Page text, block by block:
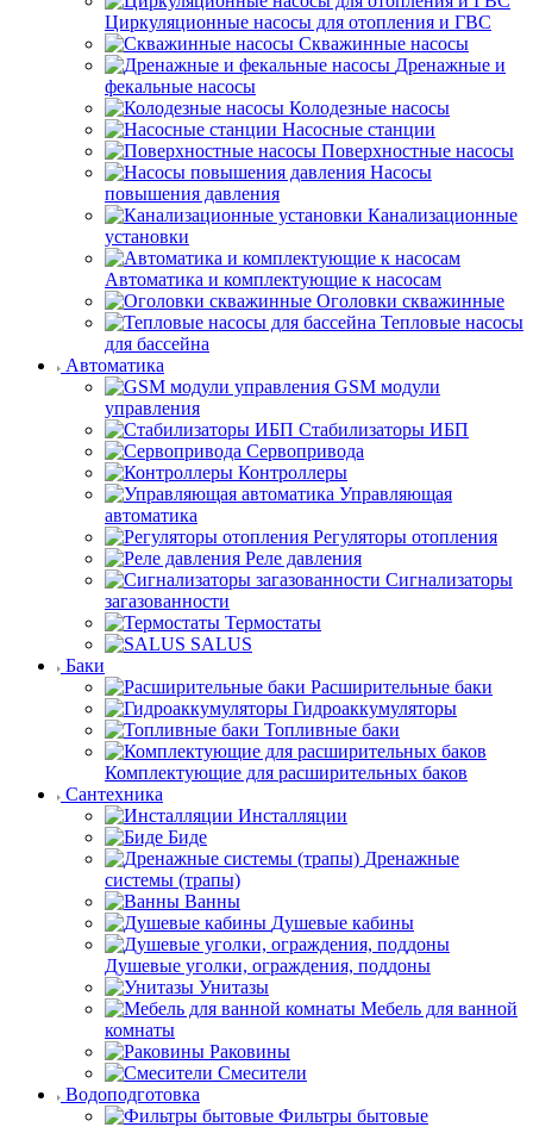
Циркуляционные насосы для отопления и ГВС
Скважинные насосы
Дренажные и
фекальные насосы
Колодезные насосы
Насосные станции
Поверхностные насосы
Насосы
повышения давления
Канализационные
установки
Автоматика и комплектующие к насосам
Оголовки скважинные
Тепловые насосы
для бассейна
Автоматика
GSM модули
управления
Стабилизаторы ИБП
Сервопривода
Контроллеры
Управляющая
автоматика
Регуляторы отопления
Реле давления
Сигнализаторы
загазованности
Термостаты
SALUS
Баки
Расширительные баки
Гидроаккумуляторы
Топливные баки
Комплектующие для расширительных баков
Сантехника
Инсталляции
Биде
Дренажные
системы (трапы)
Ванны
Душевые кабины
Душевые уголки, ограждения, поддоны
Унитазы
Мебель для ванной
комнаты
Раковины
Смесители
Водоподготовка
Фильтры бытовые